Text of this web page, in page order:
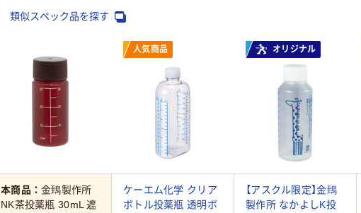
類似スペック品を探す
人気商品 オリジナル
本商品：金鵄製作所
NK茶投薬瓶 30mL 遮
ケーエム化学 クリア
ボトル投薬瓶 透明ボ
【アスクル限定】金鵄
製作所 なかよしK投